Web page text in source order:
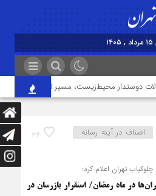
محیط‌زیست، مسیر آینده صنف
34
اصناف در آینه رسانه
تهران اعلام کرد:
در ماه رمضان/ استقرار بازرسان در